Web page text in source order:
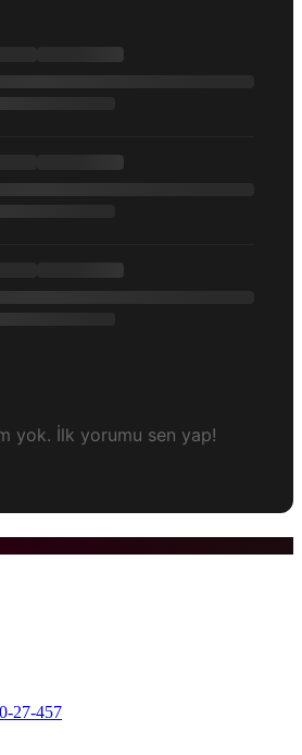
yok. İlk yorumu sen yap!